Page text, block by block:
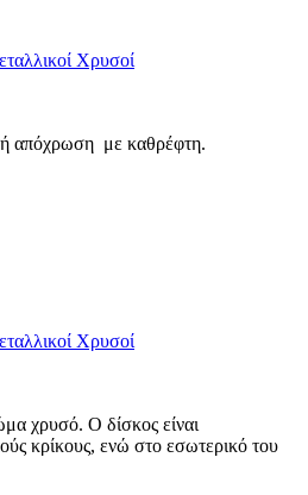
Χρυσοί
απόχρωση με καθρέφτη.
Χρυσοί
χρυσό. Ο δίσκος είναι
κρίκους, ενώ στο εσωτερικό του